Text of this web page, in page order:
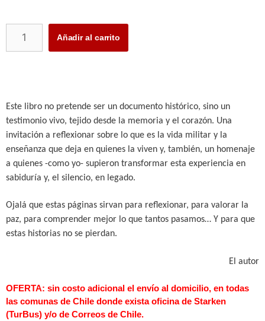
Añadir al carrito
Este libro no pretende ser un documento histórico, sino un
testimonio vivo, tejido desde la memoria y el corazón. Una
invitación a reflexionar sobre lo que es la vida militar y la
enseñanza que deja en quienes la viven y, también, un homenaje
a quienes -como yo- supieron transformar esta experiencia en
sabiduría y, el silencio, en legado.
Ojalá que estas páginas sirvan para reflexionar, para valorar la
paz, para comprender mejor lo que tantos pasamos… Y para que
estas historias no se pierdan.
El autor
OFERTA: sin costo adicional el envío al domicilio, en todas
las comunas de Chile donde exista oficina de Starken
(TurBus) y/o de Correos de Chile.